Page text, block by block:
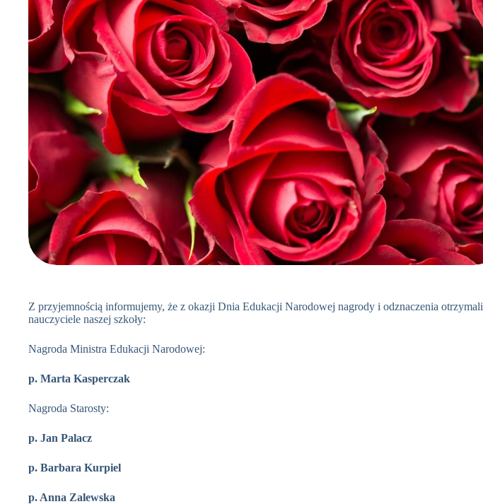
Z przyjemnością informujemy, że z okazji Dnia Edukacji Narodowej nagrody i odznaczenia otrzymali
nauczyciele naszej szkoły:
Nagroda Ministra Edukacji Narodowej:
p. Marta Kasperczak
Nagroda Starosty:
p. Jan Palacz
p. Barbara Kurpiel
p. Anna Zalewska